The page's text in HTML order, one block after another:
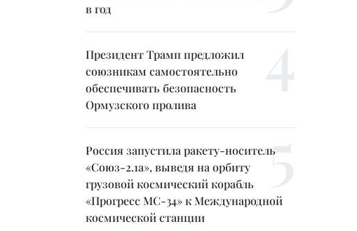
в год
Президент Трамп предложил
союзникам самостоятельно
обеспечивать безопасность
Ормузского пролива
Россия запустила ракету-носитель
«Союз-2.1а», выведя на орбиту
грузовой космический корабль
«Прогресс МС-34» к Международной
космической станции